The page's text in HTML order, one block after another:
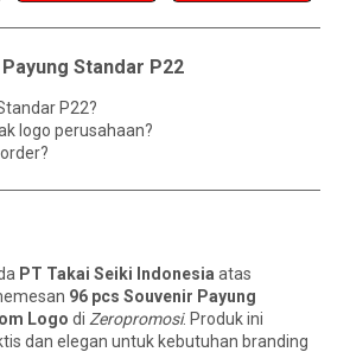
Payung Standar P22
P22?
logo perusahaan?
PT Takai Seiki Indonesia atas
96 pcs Souvenir Payung
Logo di Zeropromosi. Produk ini
dan elegan untuk kebutuhan branding